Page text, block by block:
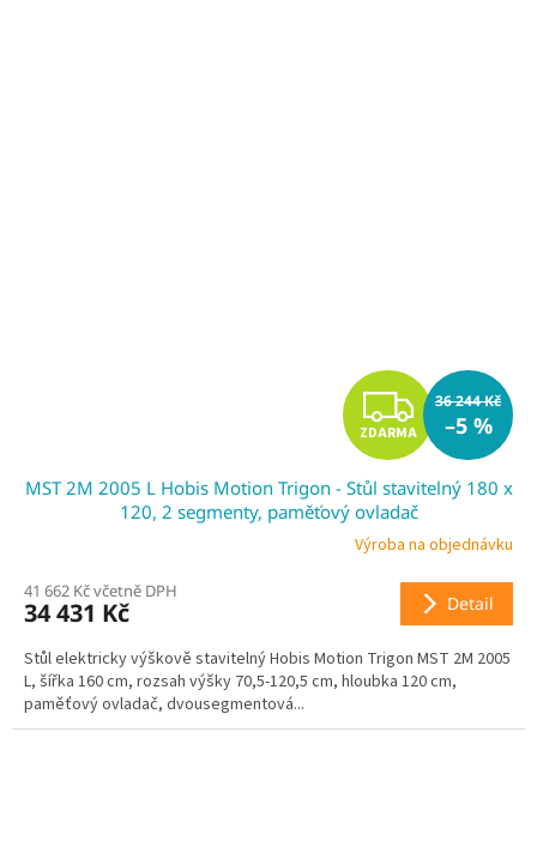
Z
D
A
R
M
A
ZDARMA
36 244 Kč
–5 %
MST 2M 2005 L Hobis Motion Trigon - Stůl stavitelný 180 x
120, 2 segmenty, paměťový ovladač
Výroba na objednávku
41 662 Kč včetně DPH
34 431 Kč Detail
Stůl elektricky výškově stavitelný Hobis Motion Trigon MST 2M 2005
L, šířka 160 cm, rozsah výšky 70,5-120,5 cm, hloubka 120 cm,
paměťový ovladač, dvousegmentová...